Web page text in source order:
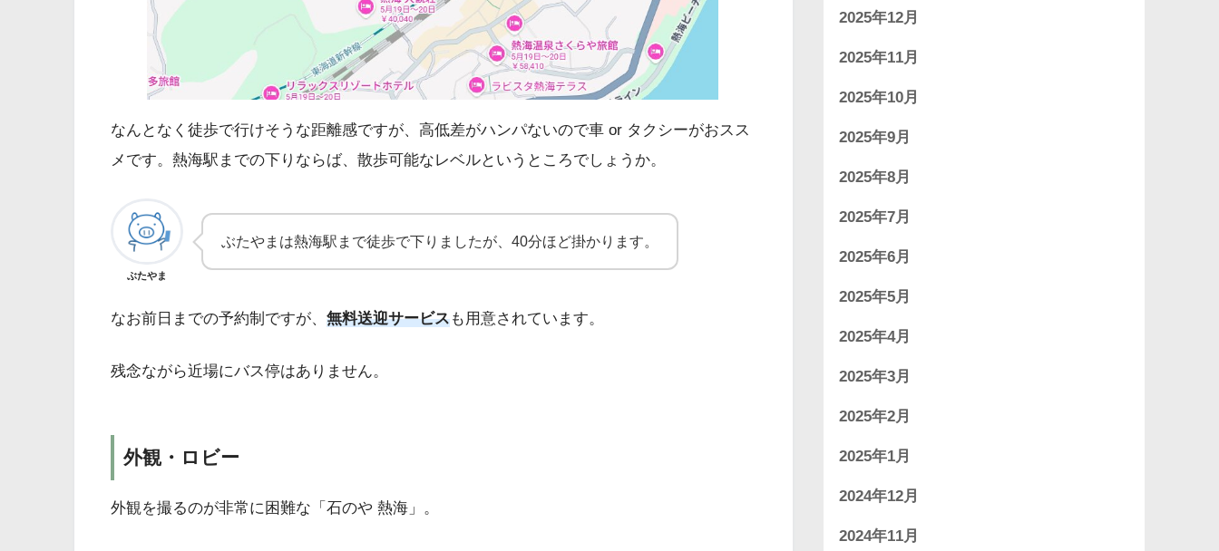
なんとなく徒歩で行けそうな距離感ですが、高低差がハンパないので車 or タクシーがおスス
メです。熱海駅までの下りならば、散歩可能なレベルというところでしょうか。
ぶたやま
ぶたやまは熱海駅まで徒歩で下りましたが、40分ほど掛かります。
なお前日までの予約制ですが、 無料送迎サービスも用意されています。
残念ながら近場にバス停はありません。
外観・ロビー
外観を撮るのが非常に困難な「石のや 熱海」。
2025年12月
2025年11月
2025年10月
2025年9月
2025年8月
2025年7月
2025年6月
2025年5月
2025年4月
2025年3月
2025年2月
2025年1月
2024年12月
2024年11月